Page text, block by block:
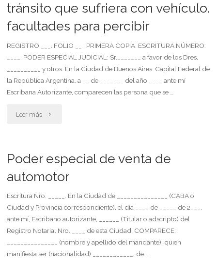
tránsito que sufriera con vehículo.
facultades para percibir
REGISTRO ___. FOLIO __ . PRIMERA COPIA. ESCRITURA NÚMERO:
____. PODER ESPECIAL JUDICIAL: Sr._______ a favor de los Dres,
__________ y otros. En la Ciudad de Buenos Aires. Capital Federal de
la República Argentina, a __ de _______ del año ____ ante mí
Escribana Autorizante, comparecen las persona que se …
Leer más "Poder
favor
abogado
para
Poder especial de venta de
automotor
Escritura Nro. _____. En la Ciudad de _______________ (CABA o
Ciudad y Provincia correspondiente), el día ____ de _____ de 2___,
ante mí, Escribano autorizante, ______ (Titular o adscripto) del
Registro Notarial Nro. ____ de esta Ciudad. COMPARECE:
_______________ (nombre y apellido del mandante), quien
manifiesta ser (nacionalidad) ____________, de …